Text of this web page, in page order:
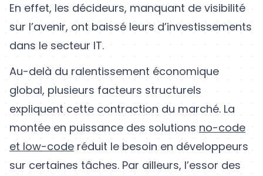
En effet, les décideurs, manquant de visibilité
sur l’avenir, ont baissé leurs d’investissements
dans le secteur IT.
Au-delà du ralentissement économique
global, plusieurs facteurs structurels
expliquent cette contraction du marché. La
montée en puissance des solutions no-code
et low-code réduit le besoin en développeurs
sur certaines tâches. Par ailleurs, l’essor des